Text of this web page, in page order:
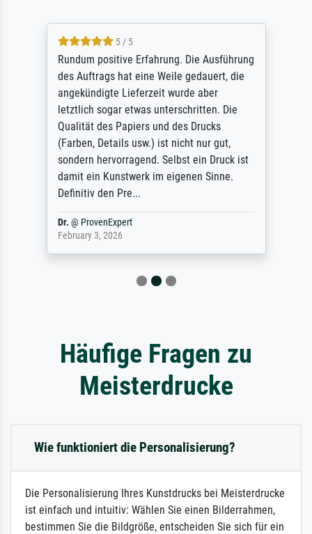
5 / 5
Rundum positive Erfahrung. Die Ausführung
des Auftrags hat eine Weile gedauert, die
angekündigte Lieferzeit wurde aber
letztlich sogar etwas unterschritten. Die
Qualität des Papiers und des Drucks
(Farben, Details usw.) ist nicht nur gut,
sondern hervorragend. Selbst ein Druck ist
damit ein Kunstwerk im eigenen Sinne.
Definitiv den Pre...
Dr. @ ProvenExpert
February 3, 2026
Häufige Fragen zu
Meisterdrucke
Wie funktioniert die Personalisierung?
Die Personalisierung Ihres Kunstdrucks bei Meisterdrucke
ist einfach und intuitiv: Wählen Sie einen Bilderrahmen,
bestimmen Sie die Bildgröße, entscheiden Sie sich für ein